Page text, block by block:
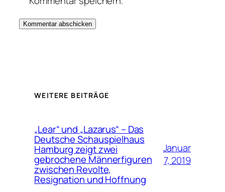
WEITERE BEITRÄGE
„Lear“ und „Lazarus“ – Das
Deutsche Schauspielhaus
Hamburg zeigt zwei
gebrochene Männerfiguren
zwischen Revolte,
Resignation und Hoffnung
Januar
7, 2019